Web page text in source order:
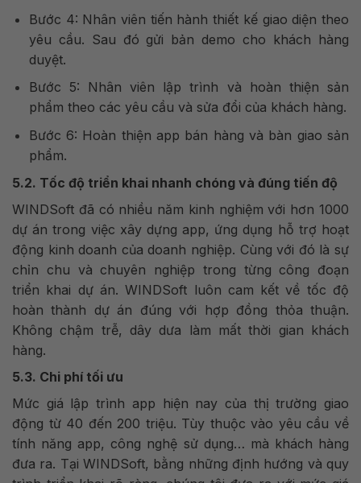
Bước 4: Nhân viên tiến hành thiết kế giao diện theo
yêu cầu. Sau đó gửi bản demo cho khách hàng
duyệt.
Bước 5: Nhân viên lập trình và hoàn thiện sản
phẩm theo các yêu cầu và sửa đổi của khách hàng.
Bước 6: Hoàn thiện app bán hàng và bàn giao sản
phẩm.
5.2. Tốc độ triển khai nhanh chóng và đúng tiến độ
WINDSoft đã có nhiều năm kinh nghiệm với hơn 1000
dự án trong việc xây dựng app, ứng dụng hỗ trợ hoạt
động kinh doanh của doanh nghiệp. Cùng với đó là sự
chỉn chu và chuyên nghiệp trong từng công đoạn
triển khai dự án. WINDSoft luôn cam kết về tốc độ
hoàn thành dự án đúng với hợp đồng thỏa thuận.
Không chậm trễ, dây dưa làm mất thời gian khách
hàng.
5.3. Chi phí tối ưu
Mức giá lập trình app hiện nay của thị trường giao
động từ 40 đến 200 triệu. Tùy thuộc vào yêu cầu về
tính năng app, công nghệ sử dụng… mà khách hàng
đưa ra. Tại WINDSoft, bằng những định hướng và quy